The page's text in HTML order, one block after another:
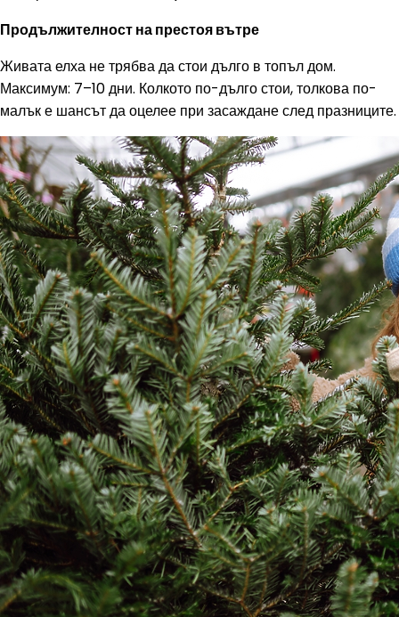
Продължителност на престоя вътре
Живата елха не трябва да стои дълго в топъл дом.
Максимум: 7–10 дни. Колкото по-дълго стои, толкова по-
малък е шансът да оцелее при засаждане след празниците.